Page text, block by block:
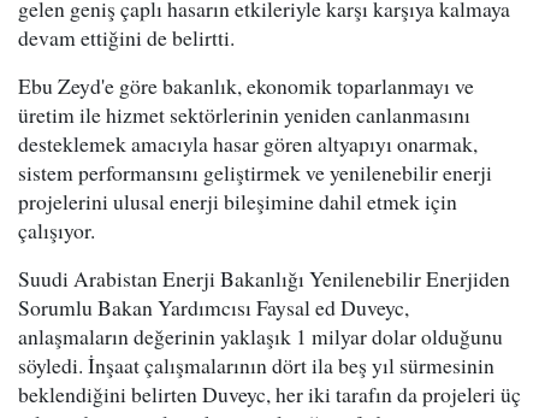
gelen geniş çaplı hasarın etkileriyle karşı karşıya kalmaya
devam ettiğini de belirtti.
Ebu Zeyd'e göre bakanlık, ekonomik toparlanmayı ve
üretim ile hizmet sektörlerinin yeniden canlanmasını
desteklemek amacıyla hasar gören altyapıyı onarmak,
sistem performansını geliştirmek ve yenilenebilir enerji
projelerini ulusal enerji bileşimine dahil etmek için
çalışıyor.
Suudi Arabistan Enerji Bakanlığı Yenilenebilir Enerjiden
Sorumlu Bakan Yardımcısı Faysal ed Duveyc,
anlaşmaların değerinin yaklaşık 1 milyar dolar olduğunu
söyledi. İnşaat çalışmalarının dört ila beş yıl sürmesinin
beklendiğini belirten Duveyc, her iki tarafın da projeleri üç